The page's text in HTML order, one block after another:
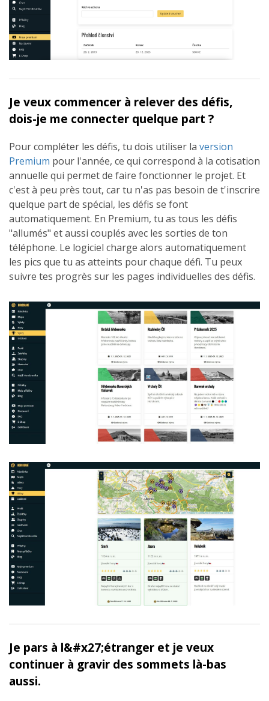
Je veux commencer à relever des défis,
dois-je me connecter quelque part ?
Pour compléter les défis, tu dois utiliser la version
Premium pour l'année, ce qui correspond à la cotisation
annuelle qui permet de faire fonctionner le projet. Et
c'est à peu près tout, car tu n'as pas besoin de t'inscrire
quelque part de spécial, les défis se font
automatiquement. En Premium, tu as tous les défis
"allumés" et aussi couplés avec les sorties de ton
téléphone. Le logiciel charge alors automatiquement
les pics que tu as atteints pour chaque défi. Tu peux
suivre tes progrès sur les pages individuelles des défis.
Je pars à l&#x27;étranger et je veux
continuer à gravir des sommets là-bas
aussi.